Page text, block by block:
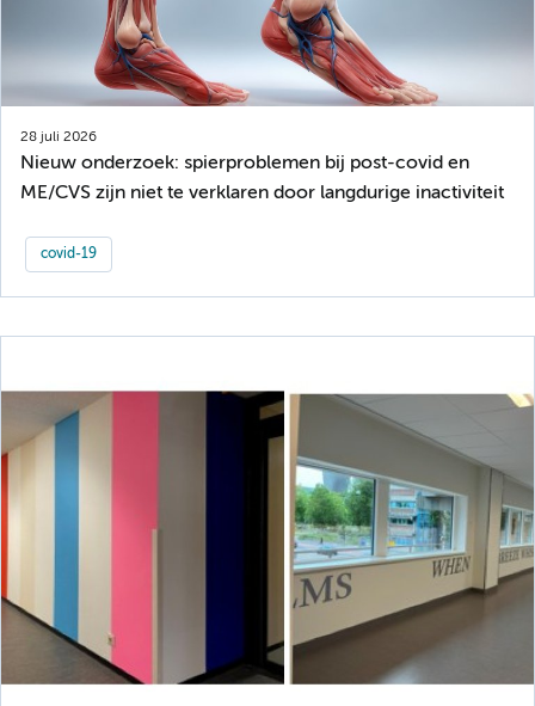
28 juli 2026
Nieuw onderzoek: spierproblemen bij post-covid en
ME/CVS zijn niet te verklaren door langdurige inactiviteit
covid-19